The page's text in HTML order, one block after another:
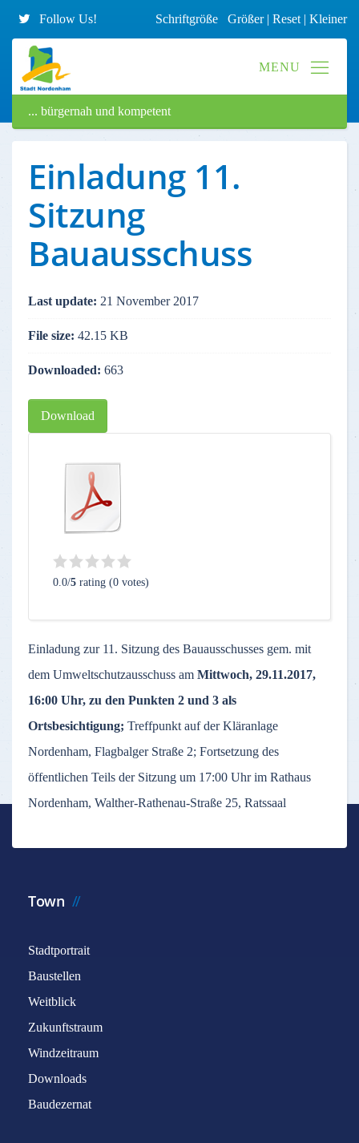
Follow Us! Schriftgröße Größer| Reset | Kleiner
... bürgernah und kompetent
Einladung 11.
Sitzung
Bauausschuss
Last update: 21 November 2017
File size: 42.15 KB
Downloaded: 663
Download
0.0/5 rating (0 votes)
Einladung zur 11. Sitzung des Bauausschusses gem. mit
dem Umweltschutzausschuss am Mittwoch, 29.11.2017,
16:00 Uhr, zu den Punkten 2 und 3 als
Ortsbesichtigung; Treffpunkt auf der Kläranlage
Nordenham, Flagbalger Straße 2; Fortsetzung des
öffentlichen Teils der Sitzung um 17:00 Uhr im Rathaus
Nordenham, Walther-Rathenau-Straße 25, Ratssaal
Town
Stadtportrait
Baustellen
Weitblick
Zukunftstraum
Windzeitraum
Downloads
Baudezernat